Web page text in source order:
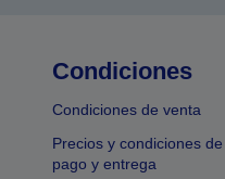
Condiciones
Condiciones de venta
Precios y condiciones de
pago y entrega